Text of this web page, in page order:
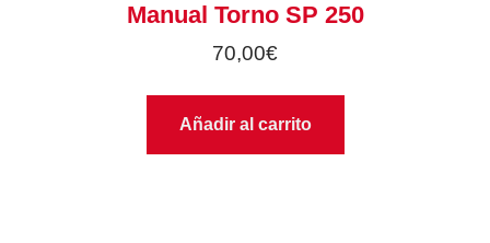
Manual Torno SP 250
70,00€
Añadir al carrito